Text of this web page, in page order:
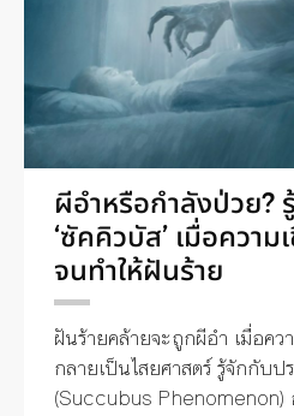
ผีอำหรือกำลังป่วย?
‘ซัคคิวบัส’ เมื่อความ
จนทำให้ฝันร้าย
ฝันร้ายคล้ายจะถูกผีอำ เมื่อคว
กลายเป็นไสยศาสตร์ รู้จักกับ
(Succubus Phenomenon)